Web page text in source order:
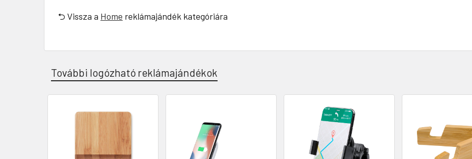
⮌ Vissza a Home reklámajándék kategóriára
További logózható reklámajándékok